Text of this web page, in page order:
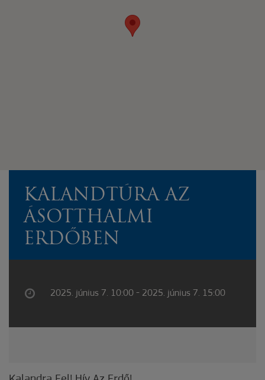
KALANDTÚRA AZ
ÁSOTTHALMI
ERDŐBEN
2025. június 7. 10:00 - 2025. június 7. 15:00